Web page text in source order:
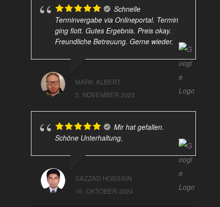
Schnelle
Terminvergabe via Onlineportal. Termin
ging flott. Gutes Ergebnis. Preis okay.
Freundliche Betreuung. Gerne wieder.
MARK ALBERT
3. NOVEMBER 2023
Mir hat gefallen.
Schöne Unterhaltung,
SAZZAD HOSSAIN
16. OKTOBER 2024